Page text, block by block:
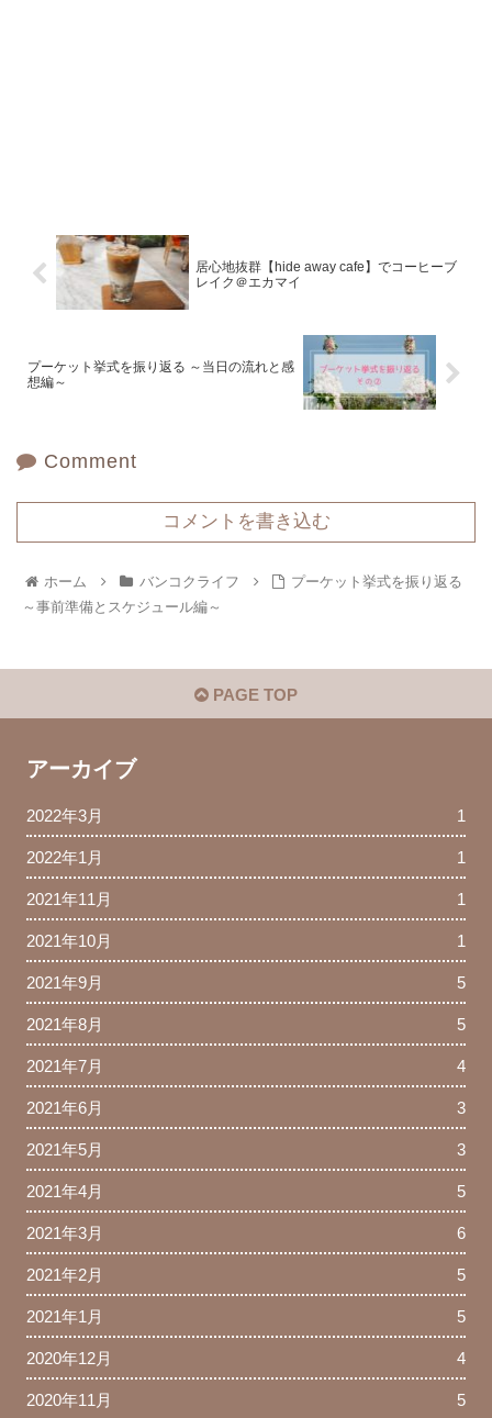
居心地抜群【hide away cafe】でコーヒーブ
レイク＠エカマイ
プーケット挙式を振り返る ～当日の流れと感
想編～
Comment
コメントを書き込む
ホーム バンコクライフ
プーケット挙式を振り返る
～事前準備とスケジュール編～
PAGE TOP
アーカイブ
2022年3月 1
2022年1月 1
2021年11月 1
2021年10月 1
2021年9月 5
2021年8月 5
2021年7月 4
2021年6月 3
2021年5月 3
2021年4月 5
2021年3月 6
2021年2月 5
2021年1月 5
2020年12月 4
2020年11月 5